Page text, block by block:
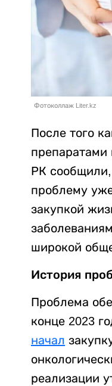
Фотоколлаж Liter.kz
После того
препаратами
РК сообщили,
проблему
закупкой
широкой
История
Проблема
конце 2023
начал
реализации